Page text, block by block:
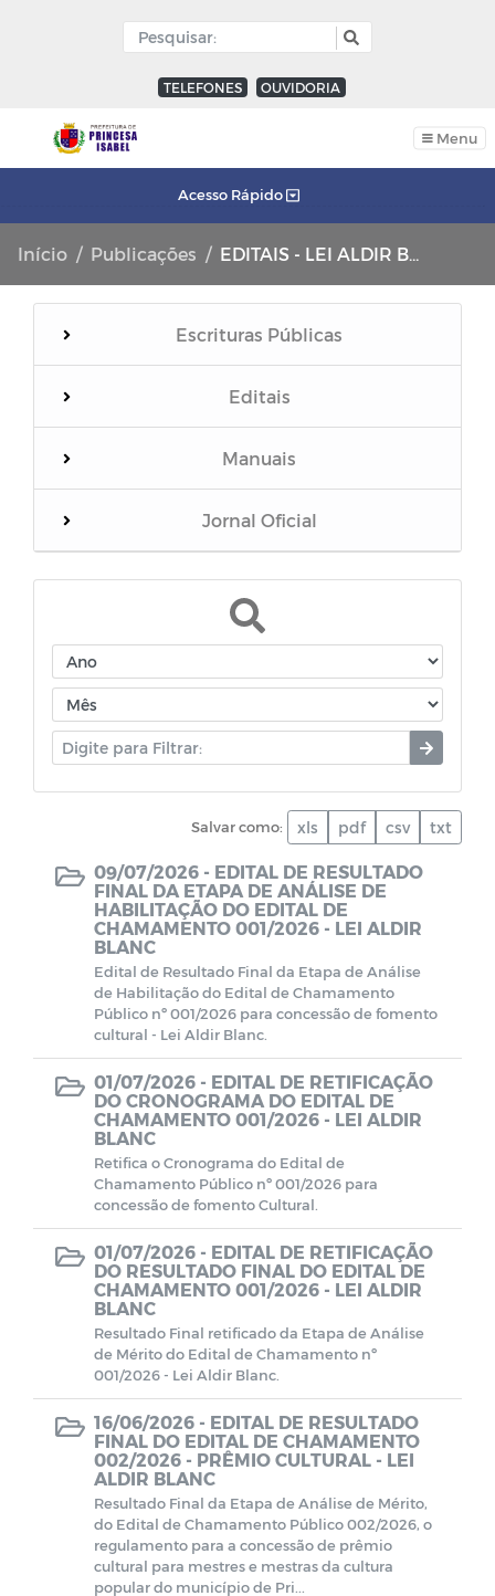
TELEFONES OUVIDORIA
Menu
Acesso Rápido
Início Publicações EDITAIS - LEI ALDIR BLANC
Escrituras Públicas
Editais
Manuais
Jornal Oficial
WebMail
Dívida Ativa do Município
Documentos diversos
Dados da Vacinação contra COVID-19
CPL - Relatórios de visitas
EDITAIS - LEI PAULO GUSTAVO
CMDCA
Resoluções e Atas
EDITAIS - LEI ALDIR BLANC
Despesas (COVID-19)
Receitas (COVID-19)
Termos de Adesão
Termos de permissão de uso
Formulários de Cadastros
Transição de Governo 2024-2025
Salvar como: xls pdf csv txt
09/07/2026 - EDITAL DE RESULTADO
FINAL DA ETAPA DE ANÁLISE DE
HABILITAÇÃO DO EDITAL DE
CHAMAMENTO 001/2026 - LEI ALDIR
BLANC
Edital de Resultado Final da Etapa de Análise
de Habilitação do Edital de Chamamento
Público nº 001/2026 para concessão de fomento
cultural - Lei Aldir Blanc.
01/07/2026 - EDITAL DE RETIFICAÇÃO
DO CRONOGRAMA DO EDITAL DE
CHAMAMENTO 001/2026 - LEI ALDIR
BLANC
Retifica o Cronograma do Edital de
Chamamento Público nº 001/2026 para
concessão de fomento Cultural.
01/07/2026 - EDITAL DE RETIFICAÇÃO
DO RESULTADO FINAL DO EDITAL DE
CHAMAMENTO 001/2026 - LEI ALDIR
BLANC
Resultado Final retificado da Etapa de Análise
de Mérito do Edital de Chamamento nº
001/2026 - Lei Aldir Blanc.
16/06/2026 - EDITAL DE RESULTADO
FINAL DO EDITAL DE CHAMAMENTO
002/2026 - PRÊMIO CULTURAL - LEI
ALDIR BLANC
Resultado Final da Etapa de Análise de Mérito,
do Edital de Chamamento Público 002/2026, o
regulamento para a concessão de prêmio
cultural para mestres e mestras da cultura
popular do município de Pri...